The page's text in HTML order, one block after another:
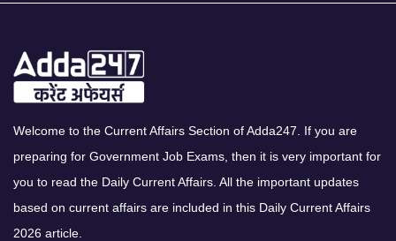
Welcome to the Current Affairs Section of Adda247. If you are
preparing for Government Job Exams, then it is very important for
you to read the Daily Current Affairs. All the important updates
based on current affairs are included in this Daily Current Affairs
2026 article.